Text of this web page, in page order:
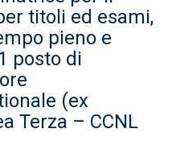
titoli ed esami,
pieno e
posto di
(ex
Terza – CCNL